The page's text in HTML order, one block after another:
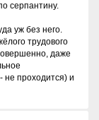
серпантину.
уж без него.
трудового
даже
не проходится) и